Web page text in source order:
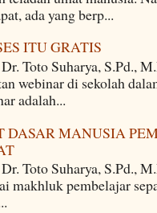
ada yang berp...
ITU GRATIS
Toto Suharya, S.Pd.,
webinar di sekolah
adalah...
DASAR MANUSIA
Toto Suharya, S.Pd.,
makhluk pembelajar